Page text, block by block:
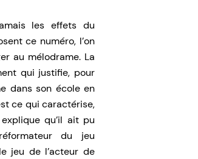
les effets du
ce numéro, l’on
au mélodrame. La
qui justifie, pour
dans son école en
ce qui caractérise,
qu’il ait pu
du jeu
jeu de l’acteur de